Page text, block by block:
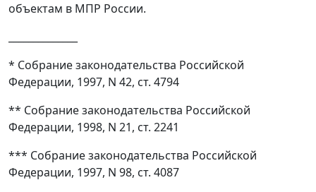
объектам в МПР России.
* Собрание законодательства Российской
Федерации, 1997, N 42, ст. 4794
** Собрание законодательства Российской
Федерации, 1998, N 21, ст. 2241
*** Собрание законодательства Российской
Федерации, 1997, N 98, ст. 4087